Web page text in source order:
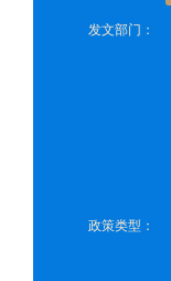
发文部门：
政策类型：